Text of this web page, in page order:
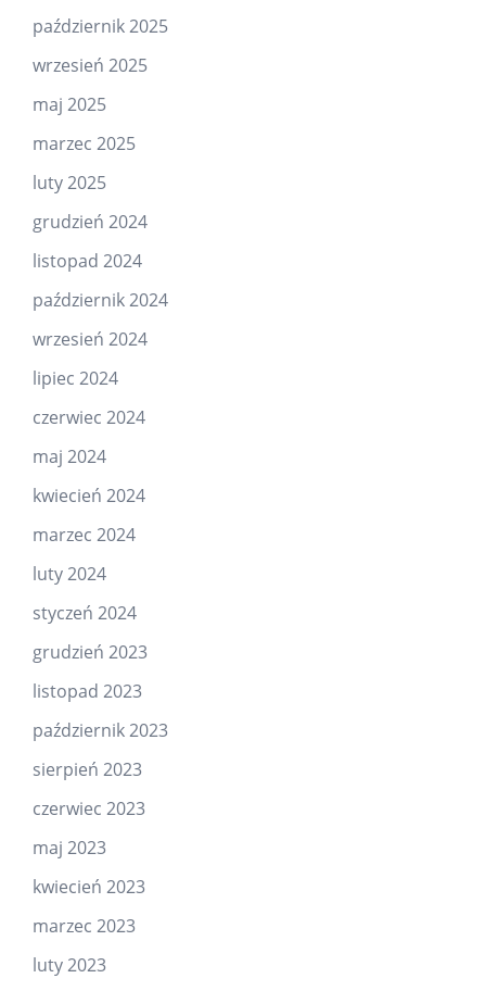
październik 2025
wrzesień 2025
maj 2025
marzec 2025
luty 2025
grudzień 2024
listopad 2024
październik 2024
wrzesień 2024
lipiec 2024
czerwiec 2024
maj 2024
kwiecień 2024
marzec 2024
luty 2024
styczeń 2024
grudzień 2023
listopad 2023
październik 2023
sierpień 2023
czerwiec 2023
maj 2023
kwiecień 2023
marzec 2023
luty 2023